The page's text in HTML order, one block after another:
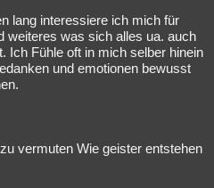
Technologie Ufologie
Gaming Filme
lang interessiere ich mich für
weiteres was sich alles ua. auch
Ich Fühle oft in mich selber hinein
und emotionen bewusst
vermuten Wie geister entstehen